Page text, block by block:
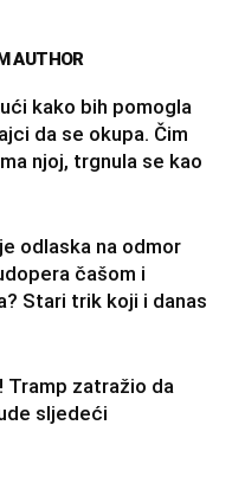
AUTHOR
kako bih pomogla
da se okupa. Čim
njoj, trgnula se kao
odlaska na odmor
čašom i
Stari trik koji i danas
Tramp zatražio da
sljedeći